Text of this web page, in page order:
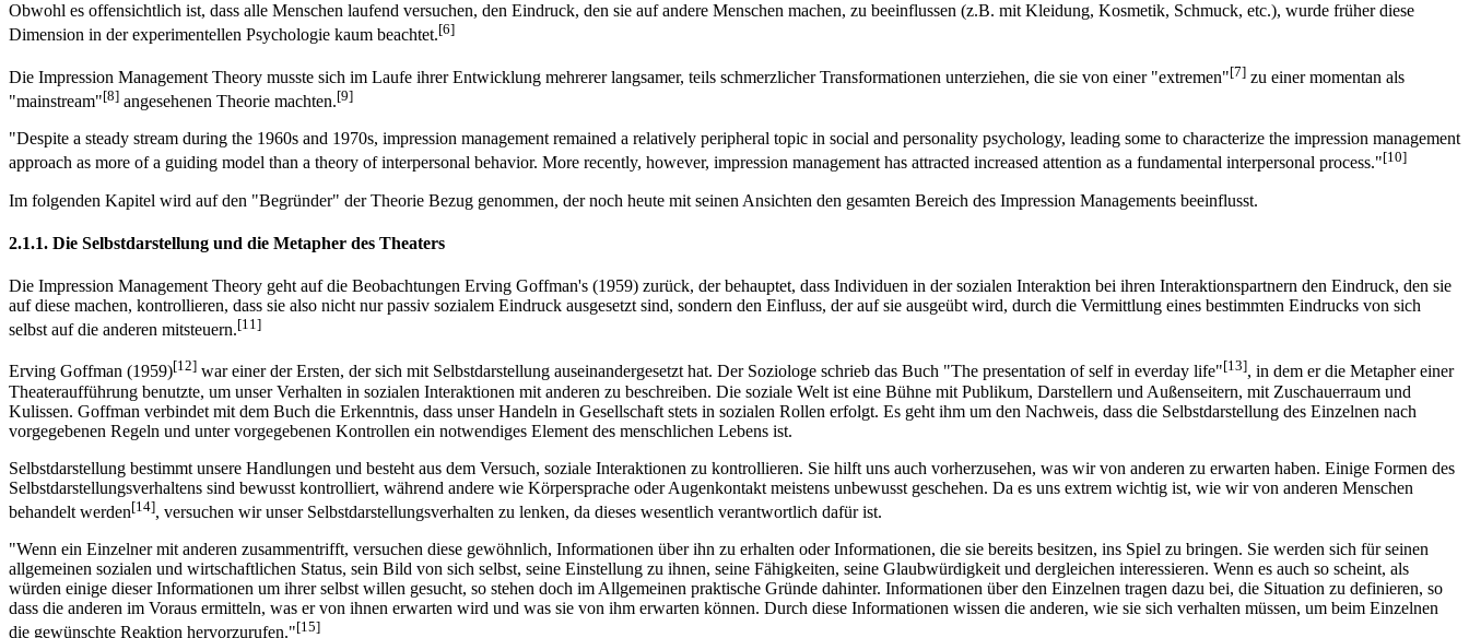
Obwohl es offensichtlich ist, dass alle Menschen laufend versuchen, den Eindruck, den sie auf andere Menschen machen, zu beeinflussen (z.B. mit Kleidung, Kosmetik, Schmuck, etc.), wurde früher diese
Dimension in der experimentellen Psychologie kaum beachtet.[6]
Die Impression Management Theory musste sich im Laufe ihrer Entwicklung mehrerer langsamer, teils schmerzlicher Transformationen unterziehen, die sie von einer "extremen"[7] zu einer momentan als
"mainstream"[8] angesehenen Theorie machten.[9]
"Despite a steady stream during the 1960s and 1970s, impression management remained a relatively peripheral topic in social and personality psychology, leading some to characterize the impression management
approach as more of a guiding model than a theory of interpersonal behavior. More recently, however, impression management has attracted increased attention as a fundamental interpersonal process."[10]
Im folgenden Kapitel wird auf den "Begründer" der Theorie Bezug genommen, der noch heute mit seinen Ansichten den gesamten Bereich des Impression Managements beeinflusst.
2.1.1. Die Selbstdarstellung und die Metapher des Theaters
Die Impression Management Theory geht auf die Beobachtungen Erving Goffman's (1959) zurück, der behauptet, dass Individuen in der sozialen Interaktion bei ihren Interaktionspartnern den Eindruck, den sie
auf diese machen, kontrollieren, dass sie also nicht nur passiv sozialem Eindruck ausgesetzt sind, sondern den Einfluss, der auf sie ausgeübt wird, durch die Vermittlung eines bestimmten Eindrucks von sich
selbst auf die anderen mitsteuern.[11]
Erving Goffman (1959)[12] war einer der Ersten, der sich mit Selbstdarstellung auseinandergesetzt hat. Der Soziologe schrieb das Buch "The presentation of self in everday life"[13], in dem er die Metapher einer
Theateraufführung benutzte, um unser Verhalten in sozialen Interaktionen mit anderen zu beschreiben. Die soziale Welt ist eine Bühne mit Publikum, Darstellern und Außenseitern, mit Zuschauerraum und
Kulissen. Goffman verbindet mit dem Buch die Erkenntnis, dass unser Handeln in Gesellschaft stets in sozialen Rollen erfolgt. Es geht ihm um den Nachweis, dass die Selbstdarstellung des Einzelnen nach
vorgegebenen Regeln und unter vorgegebenen Kontrollen ein notwendiges Element des menschlichen Lebens ist.
Selbstdarstellung bestimmt unsere Handlungen und besteht aus dem Versuch, soziale Interaktionen zu kontrollieren. Sie hilft uns auch vorherzusehen, was wir von anderen zu erwarten haben. Einige Formen des
Selbstdarstellungsverhaltens sind bewusst kontrolliert, während andere wie Körpersprache oder Augenkontakt meistens unbewusst geschehen. Da es uns extrem wichtig ist, wie wir von anderen Menschen
behandelt werden[14], versuchen wir unser Selbstdarstellungsverhalten zu lenken, da dieses wesentlich verantwortlich dafür ist.
"Wenn ein Einzelner mit anderen zusammentrifft, versuchen diese gewöhnlich, Informationen über ihn zu erhalten oder Informationen, die sie bereits besitzen, ins Spiel zu bringen. Sie werden sich für seinen
allgemeinen sozialen und wirtschaftlichen Status, sein Bild von sich selbst, seine Einstellung zu ihnen, seine Fähigkeiten, seine Glaubwürdigkeit und dergleichen interessieren. Wenn es auch so scheint, als
würden einige dieser Informationen um ihrer selbst willen gesucht, so stehen doch im Allgemeinen praktische Gründe dahinter. Informationen über den Einzelnen tragen dazu bei, die Situation zu definieren, so
dass die anderen im Voraus ermitteln, was er von ihnen erwarten wird und was sie von ihm erwarten können. Durch diese Informationen wissen die anderen, wie sie sich verhalten müssen, um beim Einzelnen
die gewünschte Reaktion hervorzurufen."[15]